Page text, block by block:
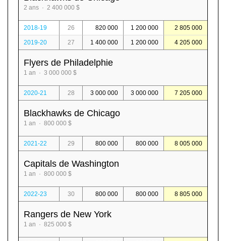
2 ans · 2 400 000 $
2018-19 26 820 000 1 200 000 2 805 000
2019-20 27 1 400 000 1 200 000 4 205 000
Flyers de Philadelphie
1 an · 3 000 000 $
2020-21 28 3 000 000 3 000 000 7 205 000
Blackhawks de Chicago
1 an · 800 000 $
2021-22 29 800 000 800 000 8 005 000
Capitals de Washington
1 an · 800 000 $
2022-23 30 800 000 800 000 8 805 000
Rangers de New York
1 an · 825 000 $